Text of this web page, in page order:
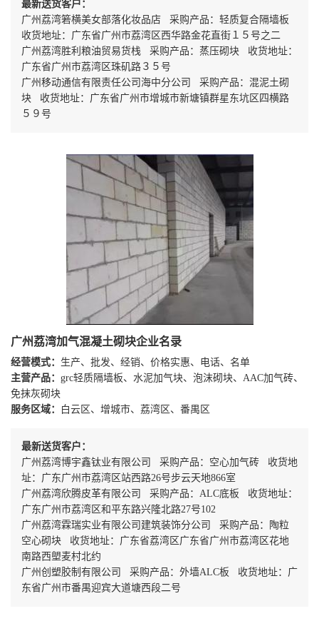
最新送货客户：
广州荔湾箬横美女部落化妆品店 采购产品：轻质复合隔墙板
收货地址：广东省广州市荔湾区西华路金花直街１５号之二
广州荔湾胜利粮油贸易货栈 采购产品：蒸压砌块 收货地址：
广东省广州市荔湾区珠矶路３５号
广州移动通信有限责任公司海中分公司 采购产品：混泥土砌
块 收货地址：广东省广州市增城市新塘镇群星东坑区四横路
５９号
广州荔湾加气混凝土砌块企业名录
经营模式： 生产、批发、经销、价格实惠、电话、名单
主营产品： grc轻质隔墙板、水泥加气块、泡沫砌块、AAC加气砖、
免抹灰砌块
服务区域：
白云区、增城市、荔湾区、番禺区
最新送货客户：
广州荔湾博宇鑫钛业有限公司 采购产品：空心加气砖 收货地
址：广东广州市荔湾区站西路26号步云天地866室
广州荔湾欣腾皮革有限公司 采购产品：ALC底板 收货地址：
广东广州市荔湾区和平东路兴隆北路27号102
广州荔湾霖瑞实业有限公司建筑装饰分公司 采购产品：陶粒
空心砌块 收货地址：广东省荔湾区广东省广州市荔湾区花地
南路西塱麦村北约
广州创塑胶制有限公司 采购产品：外墙ALC板 收货地址：广
东省广州市番禺迎宾大道塘西段二号